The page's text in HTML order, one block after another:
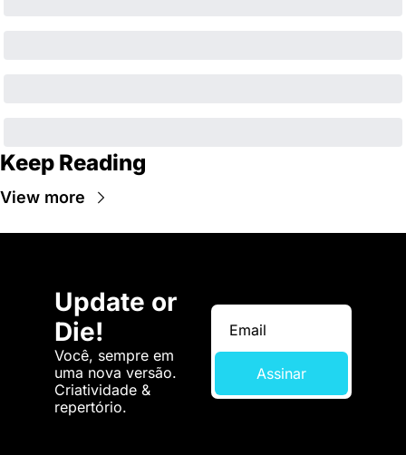
Keep Reading
View more
Update or
Die!
Você, sempre em
uma nova versão.
Criatividade &
repertório.
Assinar